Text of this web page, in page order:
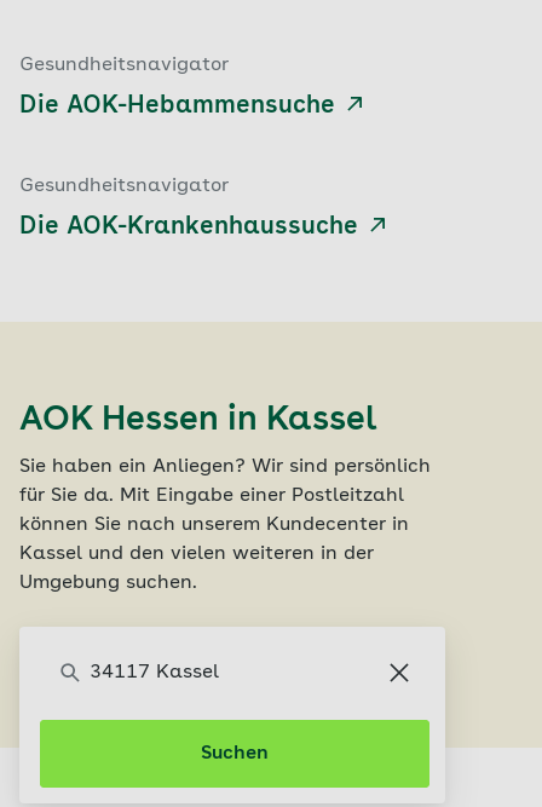
Gesundheitsnavigator
Die AOK-Hebammensuche
Gesundheitsnavigator
Die AOK-Krankenhaussuche
AOK Hessen in Kassel
Sie haben ein Anliegen? Wir sind persönlich
für Sie da. Mit Eingabe einer Postleitzahl
können Sie nach unserem Kundecenter in
Kassel und den vielen weiteren in der
Umgebung suchen.
Suchen